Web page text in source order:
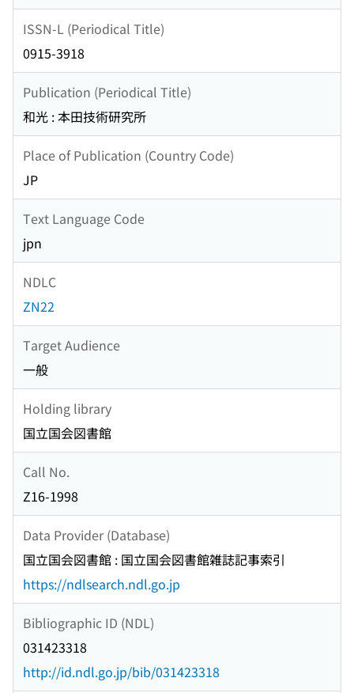
ISSN-L (Periodical Title)
0915-3918
Publication (Periodical Title)
和光 : 本田技術研究所
Place of Publication (Country Code)
JP
Text Language Code
jpn
NDLC
ZN22
Target Audience
一般
Holding library
国立国会図書館
Call No.
Z16-1998
Data Provider (Database)
国立国会図書館 : 国立国会図書館雑誌記事索引
https://ndlsearch.ndl.go.jp
Bibliographic ID (NDL)
031423318
http://id.ndl.go.jp/bib/031423318